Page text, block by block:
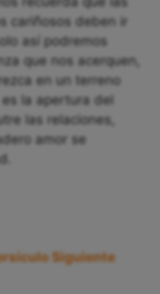
cariñosos deben ir
así podremos
que nos acerquen,
en un terreno
la apertura del
las relaciones,
amor se
Siguiente